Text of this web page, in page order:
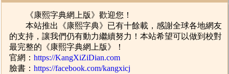
《康熙字典網上版》歡迎您！
本站推出《康熙字典》已有十餘載，感謝全球各地網友
的支持，讓我們仍有動力繼續努力！本站希望可以做到校對
最完整的《康熙字典網上版》！
官網：https://KangXiZiDian.com
臉書：https://facebook.com/kangxicj